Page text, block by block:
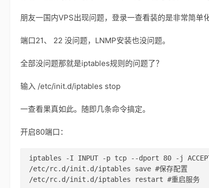
朋友一国内VPS出现问题，登录一查看装的是非常简单
端口21、 22 没问题，LNMP安装也没问题。
全部没问题那就是iptables规则的问题了？
输入 /etc/init.d/iptables stop
一查看果真如此。随即几条命令搞定。
开启80端口：
iptables -I INPUT -p tcp --dport 80 -j
/etc/rc.d/init.d/iptables save #保存配置
/etc/rc.d/init.d/iptables restart #重启服务